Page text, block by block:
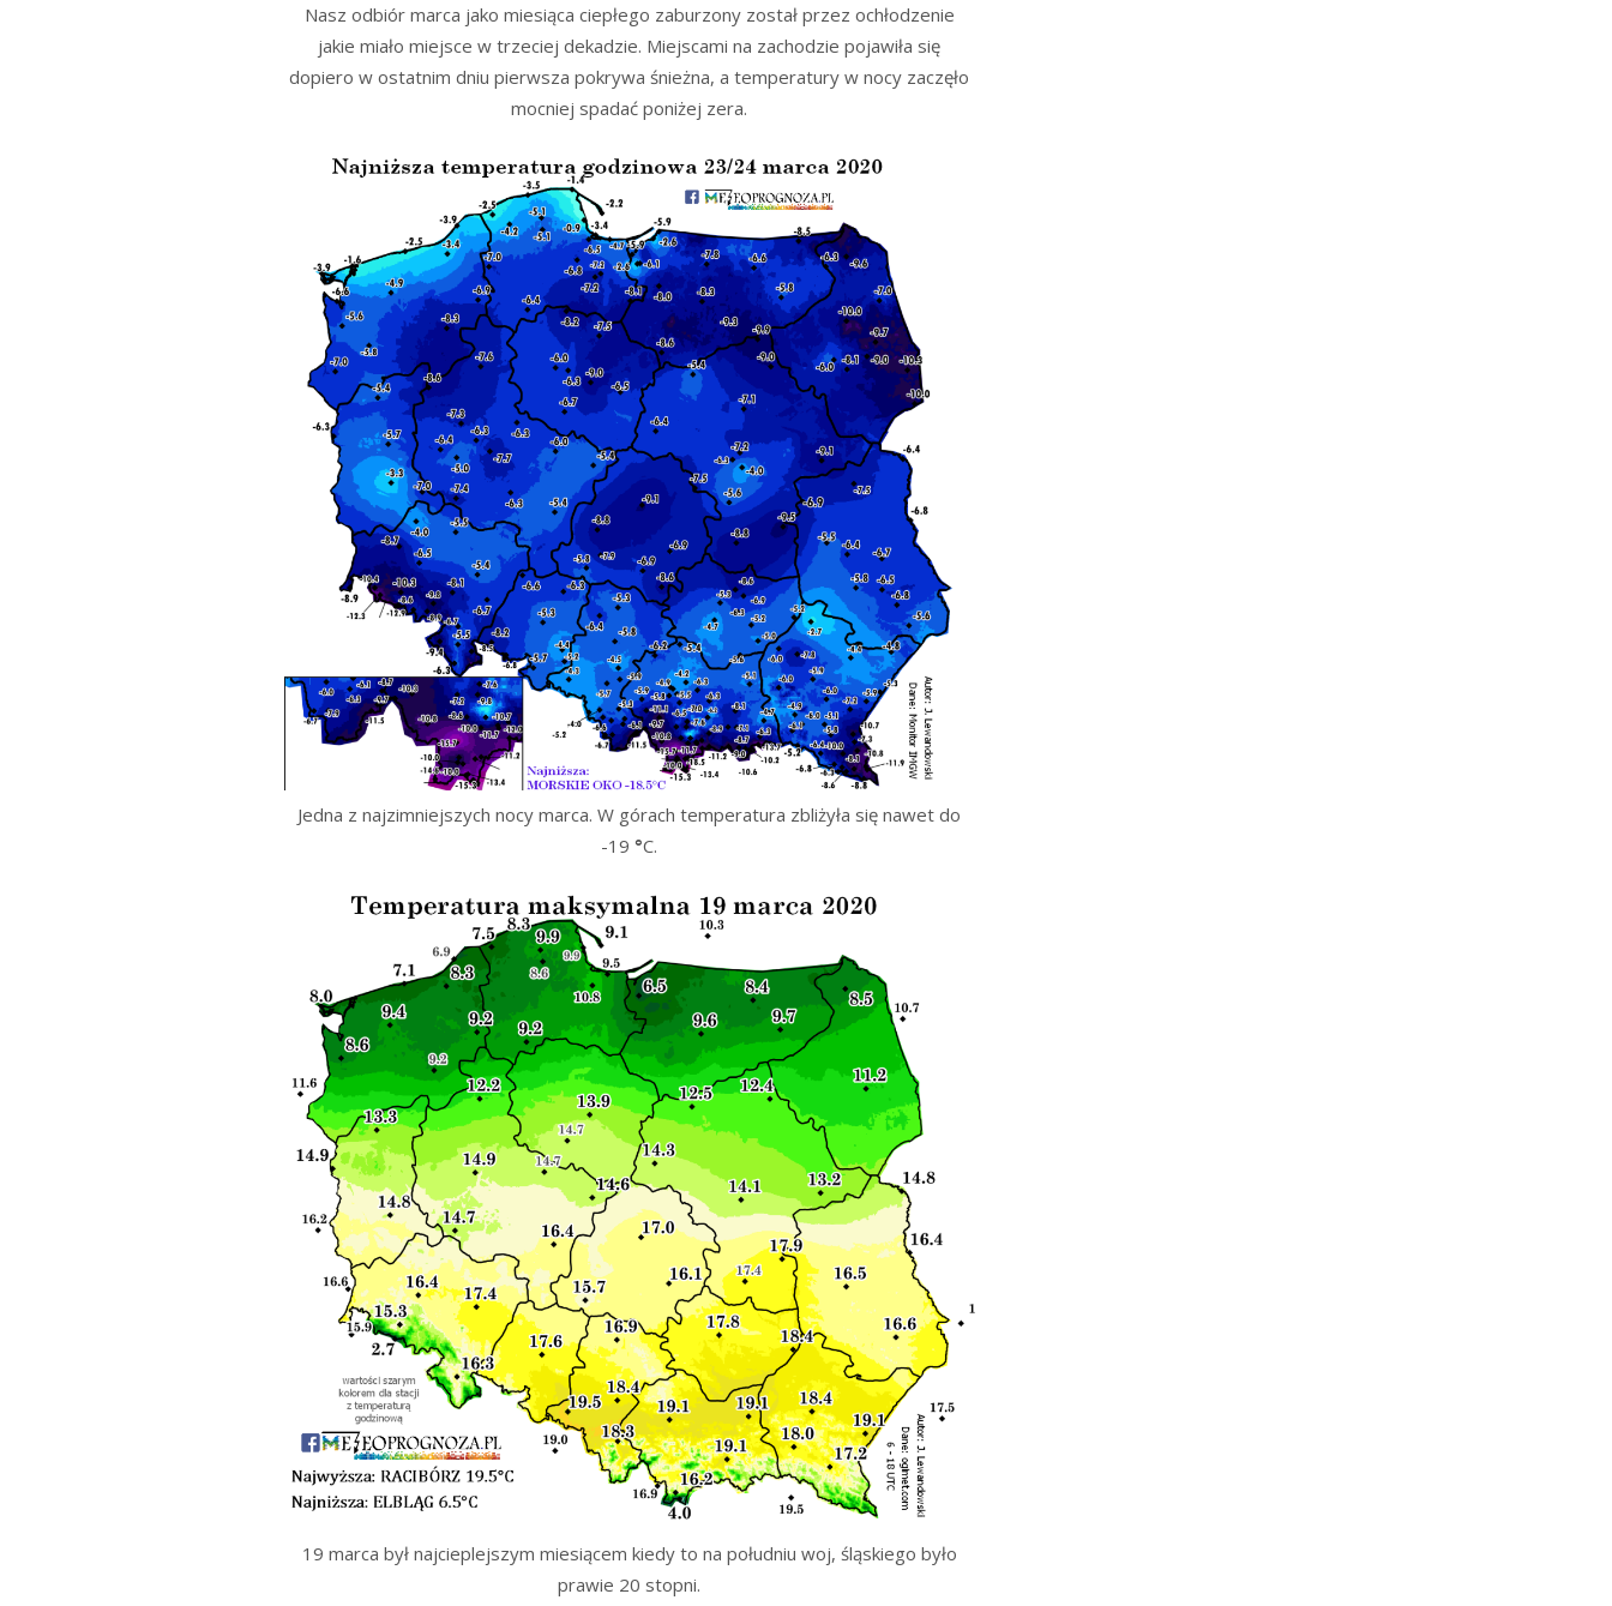
Nasz odbiór marca jako miesiąca ciepłego zaburzony został przez ochłodzenie
jakie miało miejsce w trzeciej dekadzie. Miejscami na zachodzie pojawiła się
dopiero w ostatnim dniu pierwsza pokrywa śnieżna, a temperatury w nocy zaczęło
mocniej spadać poniżej zera.
Jedna z najzimniejszych nocy marca. W górach temperatura zbliżyła się nawet do
-19°C.
19 marca był najcieplejszym miesiącem kiedy to na południu woj, śląskiego było
prawie 20 stopni.